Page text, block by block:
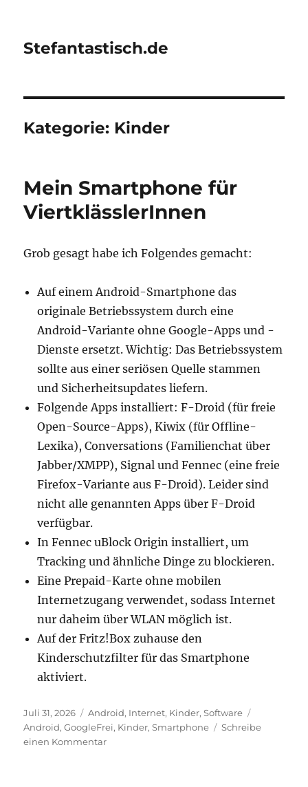
Stefantastisch.de
Kategorie: Kinder
Mein Smartphone für
ViertklässlerInnen
Grob gesagt habe ich Folgendes gemacht:
Auf einem Android-Smartphone das
originale Betriebssystem durch eine
Android-Variante ohne Google-Apps und -
Dienste ersetzt. Wichtig: Das Betriebssystem
sollte aus einer seriösen Quelle stammen
und Sicherheitsupdates liefern.
Folgende Apps installiert: F-Droid (für freie
Open-Source-Apps), Kiwix (für Offline-
Lexika), Conversations (Familienchat über
Jabber/XMPP), Signal und Fennec (eine freie
Firefox-Variante aus F-Droid). Leider sind
nicht alle genannten Apps über F-Droid
verfügbar.
In Fennec uBlock Origin installiert, um
Tracking und ähnliche Dinge zu blockieren.
Eine Prepaid-Karte ohne mobilen
Internetzugang verwendet, sodass Internet
nur daheim über WLAN möglich ist.
Auf der Fritz!Box zuhause den
Kinderschutzfilter für das Smartphone
aktiviert.
Veröffentlicht
am
Juli 31, 2026 Kategorien
Android, Internet, Kinder,Software
Android,GoogleFrei, Kinder,Smartphone
Schreibe
einen Kommentarzu